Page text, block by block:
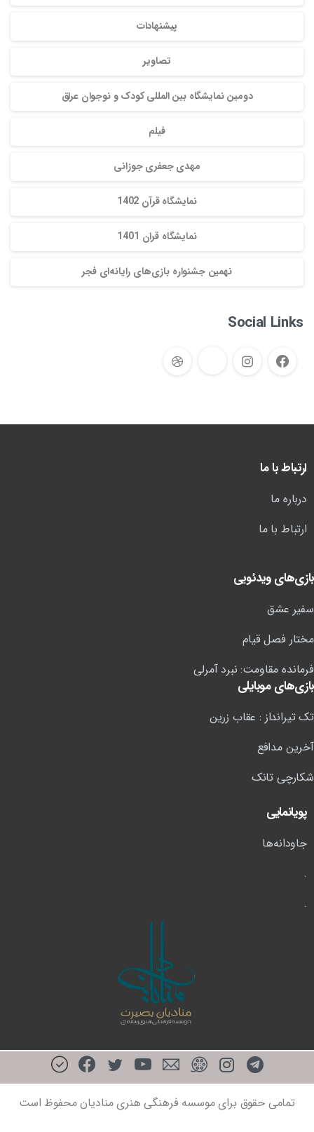
پیشنهادات
تصاویر
دومین نمایشگاه بین المللی کودک و نوجوان عراق
فیلم
مهدی جعفری جوزانی
نمایشگاه قرآن 1402
نمایشگاه قران 1401
نهمین جشنواره بازی‌های رایانه‌ای فجر
Social Links
ارتباط با ما
درباره ما
ارتباط با ما
بازی‌های ویدئویی
سفیر عشق
مختار فصل قیام
فرمانده مقاومت: نبرد آمرلی
بازی‌های موبایلی
تک تیرانداز : عقاب زرین
آخرین مدافع
شکارچی تانک
پویانمایی
جاودانه‌ها
.
.
تمامی حقوق برای موسسه فرهنگی هنری منادیان محفوظ است